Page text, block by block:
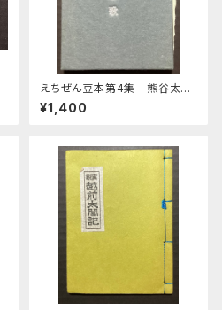
えちぜん豆本第4集 熊谷太三
郎歌集
¥1,400